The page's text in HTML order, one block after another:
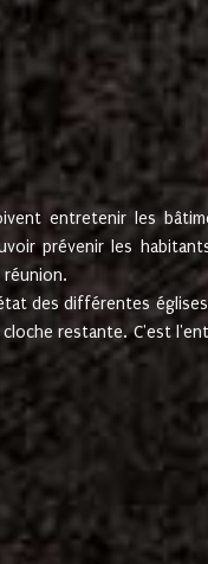
entretenir les
prévenir les
réunion.
des différentes
restante. C'est